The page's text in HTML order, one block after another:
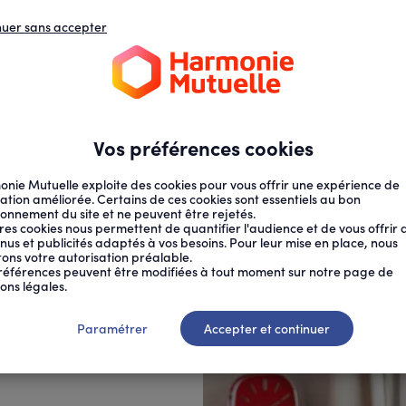
À LA...
pour
Vos préférences cookies
Mutuelle exploite des cookies pour vous offrir une expérience de
améliorée. Certains de ces cookies sont essentiels au bon
du site et ne peuvent être rejetés.
cookies nous permettent de quantifier l'audience et de vous offrir
et publicités adaptés à vos besoins. Pour leur mise en place, nous
votre autorisation préalable.
peuvent être modifiées à tout moment sur notre page de
légales.
sans accepter
Paramétrer Accepter et continuer